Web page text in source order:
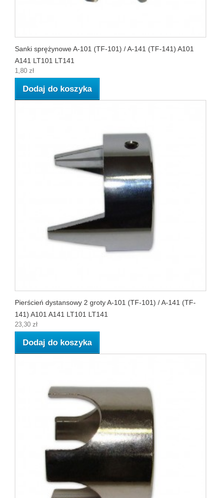
Sanki sprężynowe A-101 (TF-101) / A-141 (TF-141) A101
A141 LT101 LT141
1,80 zł
Dodaj do koszyka
Pierścień dystansowy 2 groty A-101 (TF-101) / A-141 (TF-
141) A101 A141 LT101 LT141
23,30 zł
Dodaj do koszyka